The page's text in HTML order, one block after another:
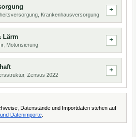
Krankenhausversorgung
Lärm
Motorisierung
Zensus 2022
Datenstände und Importdaten stehen auf
Datenimporte